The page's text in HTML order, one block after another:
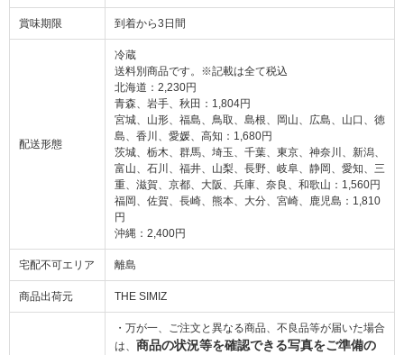
賞味期限 到着から3日間
配送形態
冷蔵
送料別商品です。※記載は全て税込
北海道：2,230円
青森、岩手、秋田：1,804円
宮城、山形、福島、鳥取、島根、岡山、広島、山口、徳
島、香川、愛媛、高知：1,680円
茨城、栃木、群馬、埼玉、千葉、東京、神奈川、新潟、
富山、石川、福井、山梨、長野、岐阜、静岡、愛知、三
重、滋賀、京都、大阪、兵庫、奈良、和歌山：1,560円
福岡、佐賀、長崎、熊本、大分、宮崎、鹿児島：1,810
円
沖縄：2,400円
宅配不可エリア 離島
商品出荷元 THE SIMIZ
・万が一、ご注文と異なる商品、不良品等が届いた場合
は、 商品の状況等を確認できる写真をご準備の